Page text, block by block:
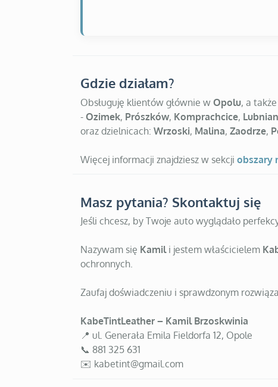
Gdzie działam?
Obsługuję klientów głównie w Opolu, a
- Ozimek, Prószków, Komprachcice,
oraz dzielnicach: Wrzoski, Malina, Zaodrze,
Więcej informacji znajdziesz w sekcji obszary
Masz pytania? Skontaktuj się
Jeśli chcesz, by Twoje auto wyglądało
Nazywam się Kamili jestem właścicielem
ochronnych.
Zaufaj doświadczeniu i sprawdzonym
KabeTintLeather – Kamil Brzoskwinia
📍 ul. Generała Emila Fieldorfa 12, Opole
📞 881 325 631
✉️ kabetint@gmail.com